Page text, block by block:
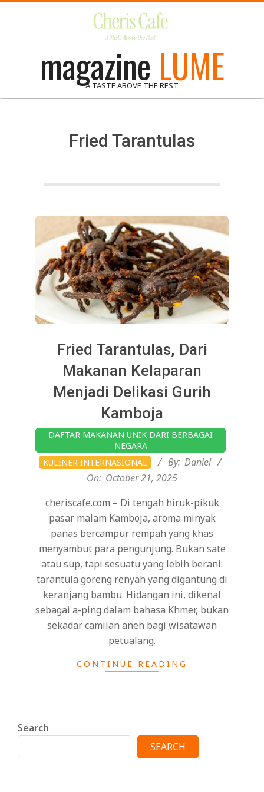
magazine LUME
A TASTE ABOVE THE REST
Fried Tarantulas
Fried Tarantulas, Dari
Makanan Kelaparan
Menjadi Delikasi Gurih
Kamboja
2025-
21
DAFTAR MAKANAN UNIK DARI BERBAGAI
NEGARA
KULINER INTERNASIONAL
By: Daniel
On: October 21, 2025
cheriscafe.com – Di tengah hiruk-pikuk
pasar malam Kamboja, aroma minyak
panas bercampur rempah yang khas
menyambut para pengunjung. Bukan sate
atau sup, tapi sesuatu yang lebih berani:
tarantula goreng renyah yang digantung di
keranjang bambu. Hidangan ini, dikenal
sebagai a-ping dalam bahasa Khmer, bukan
sekadar camilan aneh bagi wisatawan
petualang.
CONTINUE READING
Search
SEARCH